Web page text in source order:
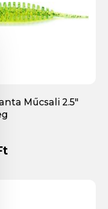
Műcsali 2.5"